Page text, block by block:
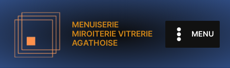
MENUISERIE
MIROITERIE VITRERIE
AGATHOISE
MENU